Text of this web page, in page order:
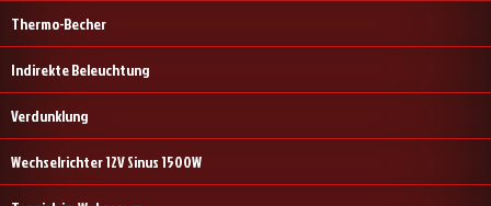
Thermo-Becher
Indirekte Beleuchtung
Verdunklung
Wechselrichter 12V Sinus 1500W